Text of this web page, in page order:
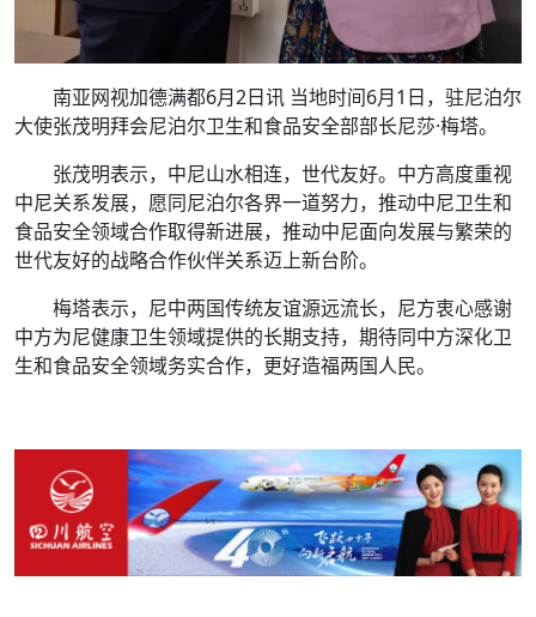
南亚网视加德满都6月2日讯 当地时间6月1日，驻尼泊尔
大使张茂明拜会尼泊尔卫生和食品安全部部长尼莎·梅塔。
张茂明表示，中尼山水相连，世代友好。中方高度重视
中尼关系发展，愿同尼泊尔各界一道努力，推动中尼卫生和
食品安全领域合作取得新进展，推动中尼面向发展与繁荣的
世代友好的战略合作伙伴关系迈上新台阶。
梅塔表示，尼中两国传统友谊源远流长，尼方衷心感谢
中方为尼健康卫生领域提供的长期支持，期待同中方深化卫
生和食品安全领域务实合作，更好造福两国人民。